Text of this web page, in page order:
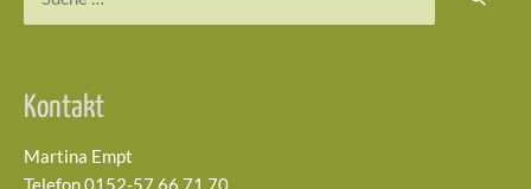
Kontakt
Martina Empt